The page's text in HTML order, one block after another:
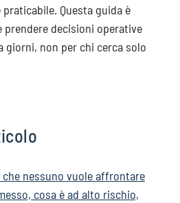
praticabile. Questa guida è
prendere decisioni operative
giorni, non per chi cerca solo
che nessuno vuole affrontare
cosa è ad alto rischio,